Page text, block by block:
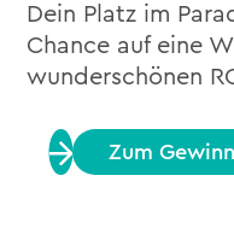
Dein Platz im
Chance auf eine
wunderschönen
Zum